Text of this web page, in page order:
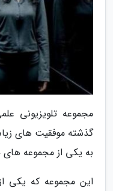
مجموعه تلویزیونی
گذشته موفقیت های
به یکی از مجموعه
این مجموعه که یکی